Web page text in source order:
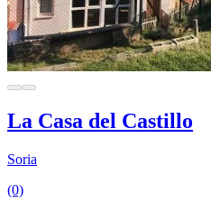
La Casa del Castillo
Soria
(0)